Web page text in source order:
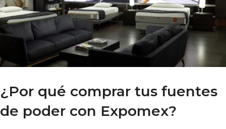
¿Por qué comprar tus fuentes
de poder con Expomex?